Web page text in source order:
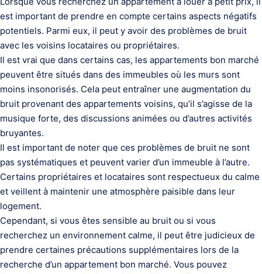
est important de prendre en compte certains aspects négatifs
potentiels. Parmi eux, il peut y avoir des problèmes de bruit
avec les voisins locataires ou propriétaires.
Il est vrai que dans certains cas, les appartements bon marché
peuvent être situés dans des immeubles où les murs sont
moins insonorisés. Cela peut entraîner une augmentation du
bruit provenant des appartements voisins, qu’il s’agisse de la
musique forte, des discussions animées ou d’autres activités
bruyantes.
Il est important de noter que ces problèmes de bruit ne sont
pas systématiques et peuvent varier d’un immeuble à l’autre.
Certains propriétaires et locataires sont respectueux du calme
et veillent à maintenir une atmosphère paisible dans leur
logement.
Cependant, si vous êtes sensible au bruit ou si vous
recherchez un environnement calme, il peut être judicieux de
prendre certaines précautions supplémentaires lors de la
recherche d’un appartement bon marché. Vous pouvez